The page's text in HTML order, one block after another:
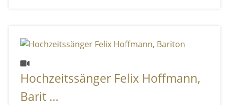
Hochzeitssänger Felix Hoffmann,
Barit ...